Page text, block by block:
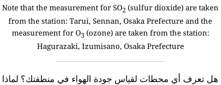
Note that the measurement for SO2(sulfur dioxide) are taken
from the station:Tarui, Sennan, Osaka Prefecture and the
measurement for O3(ozone) are taken from the station:
Hagurazaki, Izumisano, Osaka Prefecture
هل تعرف أي محطات لقياس جودة الهواء في منطقتك؟ لماذا